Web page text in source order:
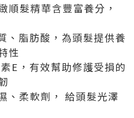
順髮精華含豐富養分，
、脂肪酸，為頭髮提供養
性
E，有效幫助修護受損的
、柔軟劑， 給頭髮光澤